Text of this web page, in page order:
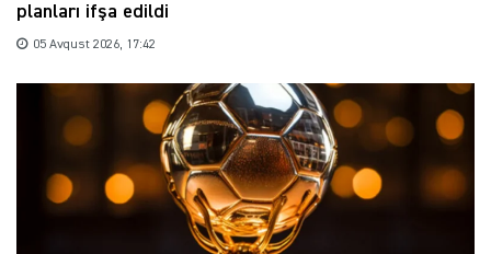
planları ifşa edildi
05 Avqust 2026, 17:42